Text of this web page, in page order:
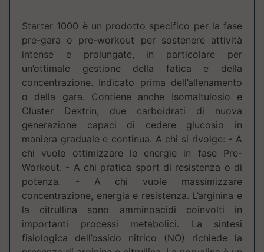
Starter 1000 è un prodotto specifico per la fase
pre-gara o pre-workout per sostenere attività
intense e prolungate, in particolare per
un’ottimale gestione della fatica e della
concentrazione. Indicato prima dell’allenamento
o della gara. Contiene anche Isomaltulosio e
Cluster Dextrin, due carboidrati di nuova
generazione capaci di cedere glucosio in
maniera graduale e continua. A chi si rivolge: - A
chi vuole ottimizzare le energie in fase Pre-
Workout. - A chi pratica sport di resistenza o di
potenza. - A chi vuole massimizzare
concentrazione, energia e resistenza. L’arginina e
la citrullina sono amminoacidi coinvolti in
importanti processi metabolici. La sintesi
fisiologica dell’ossido nitrico (NO) richiede la